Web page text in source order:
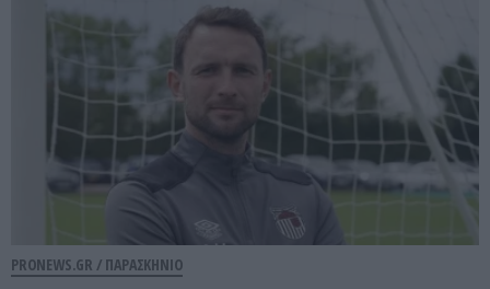
PRONEWS.GR / ΠΑΡΑΣΚΗΝΙΟ